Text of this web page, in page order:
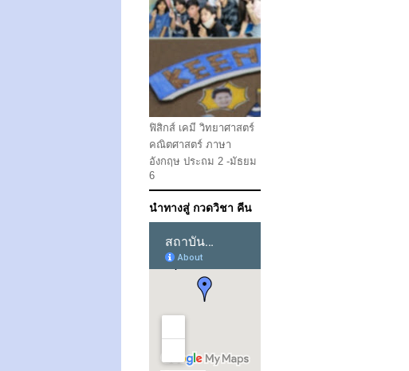
ฟิสิกส์ เคมี วิทยาศาสตร์
คณิตศาสตร์ ภาษา
อังกฤษ ประถม 2 -มัธยม
6
นำทางสู่ กวดวิชา คีน